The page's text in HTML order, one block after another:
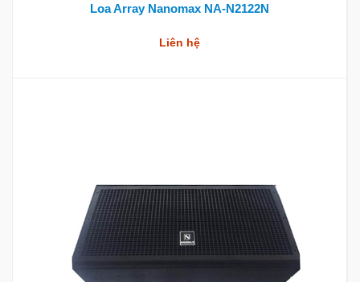
Loa Array Nanomax NA-N2122N
Liên hệ